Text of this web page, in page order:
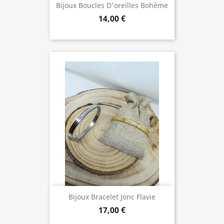
Bijoux Boucles D'oreilles Bohème
14,00 €
Bijoux Bracelet Jonc Flavie
17,00 €